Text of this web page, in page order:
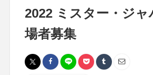
2022 ミスター・ジャ
場者募集